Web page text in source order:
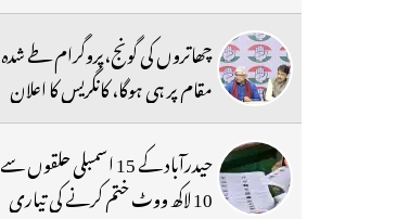
چھاتروں کی گونج،پروگرام طے شدہ
مقام پر ہی ہوگا، کانگریس کا اعلان
حیدرآباد کے 15 اسمبلی حلقوں سے
10 لاکھ ووٹ ختم کرنے کی تیاری